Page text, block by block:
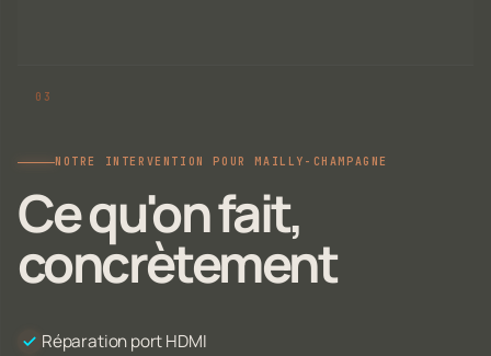
NOTRE INTERVENTION POUR MAILLY-CHAMPAGNE
Ce qu'on fait,
concrètement
Réparation port HDMI